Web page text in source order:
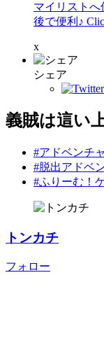
マイリストへ
後で便利♪
x
シェア
義賊は這い
#アドベンチ
#脱出アドベ
#ふりーむ！
トンカチ
フォロー